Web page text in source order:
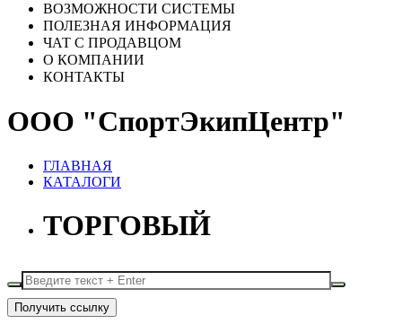
ВОЗМОЖНОСТИ СИСТЕМЫ
ПОЛЕЗНАЯ ИНФОРМАЦИЯ
ЧАТ С ПРОДАВЦОМ
О КОМПАНИИ
КОНТАКТЫ
ООО "СпортЭкипЦентр"
ГЛАВНАЯ
КАТАЛОГИ
ТОРГОВЫЙ
Получить ссылку